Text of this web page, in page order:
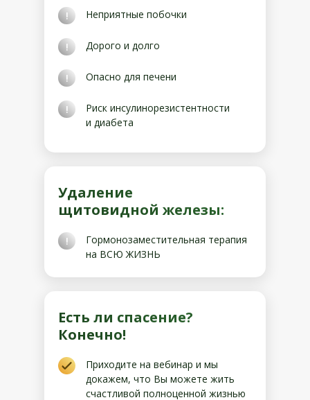
Дорого и долго
Опасно для печени
Риск инсулинорезистентности
и диабета
Удаление
щитовидной железы:
Гормонозаместительная терапия
на ВСЮ ЖИЗНЬ
Есть ли спасение?
Конечно!
Приходите на вебинар и мы
докажем, что Вы можете жить
счастливой полноценной жизнью
Неприятные побочки
!
!
!
!
!